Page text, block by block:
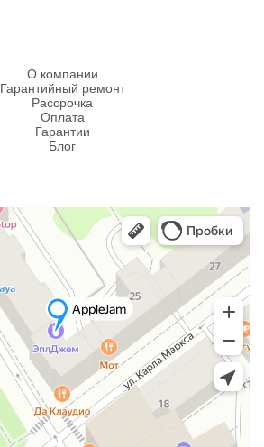
О компании
Гарантийный ремонт
Рассрочка
Оплата
Гарантии
Блог